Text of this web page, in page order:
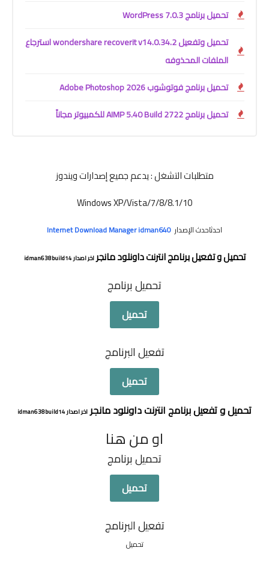
تحميل برنامج WordPress 7.0.3
تحميل وتفعيل wondershare recoverit v14.0.34.2 استرجاع
الملفات المحذوفه
تحميل برنامج فوتوشوب Adobe Photoshop 2026
تحميل برنامج AIMP 5.40 Build 2722 للكمبيوتر مجاناً
متطلبات التشغل : يدعم جميع إصدارات ويندوز
Windows XP/Vista/7/8/8.1/10
احدثاحدث الإصدار Internet Download Manager idman640
تحميل و تفعيل برنامج انترنت داونلود مانجراخر اصدار idman638build14
تحميل برنامج
تحميل
تفعيل البرنامج
تحميل
تحميل و تفعيل برنامج انترنت داونلود مانجراخر اصدار idman638build14
او من هنا
تحميل برنامج
تحميل
تفعيل البرنامج
تحميل